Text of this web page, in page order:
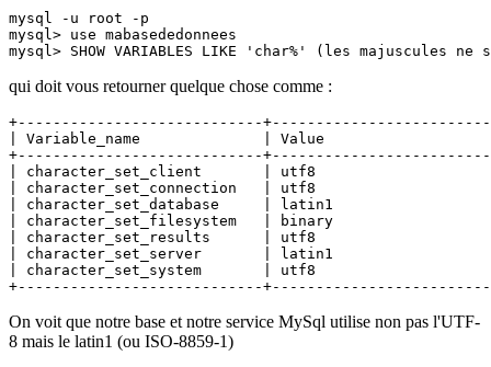
mysql -u root -p
mysql> use mabasededonnees
mysql> SHOW VARIABLES LIKE 'char%' (les majuscules
qui doit vous retourner quelque chose comme :
+----------------------------
| Variable_name              | Value
+----------------------------
| character_set_client       | utf8
| character_set_connection   | utf8
| character_set_database     | latin1
| character_set_filesystem   | binary
| character_set_results      | utf8
| character_set_server       | latin1
| character_set_system       | utf8
+----------------------------
On voit que notre base et notre service MySql utilise non pas l'UTF-
8 mais le latin1 (ou ISO-8859-1)